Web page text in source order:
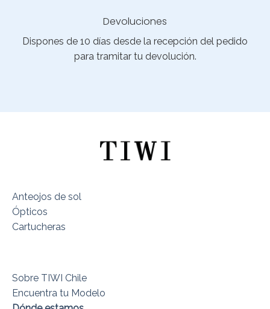
Devoluciones
Dispones de 10 días desde la recepción del pedido
para tramitar tu devolución.
Anteojos de sol
Ópticos
Cartucheras
Sobre TIWI Chile
Encuentra tu Modelo